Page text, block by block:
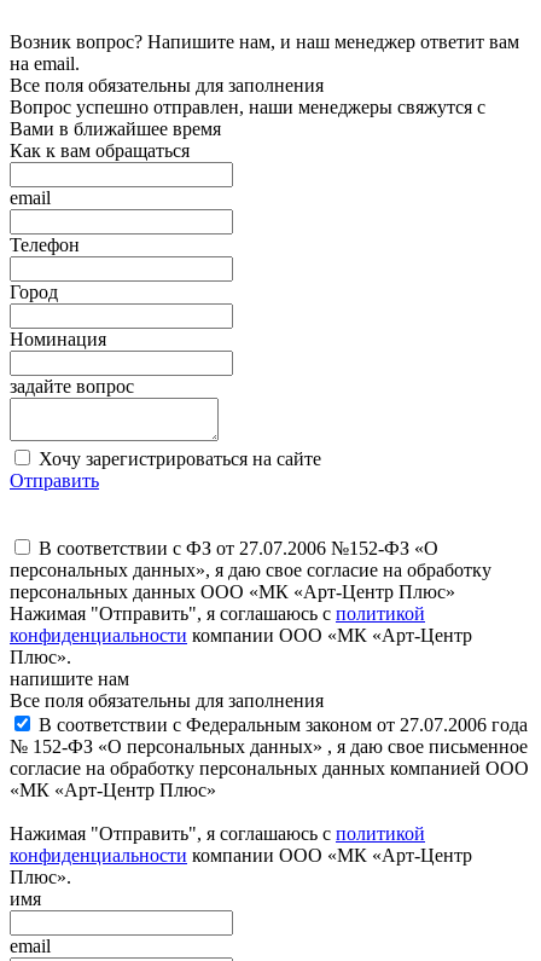
Возник вопрос? Напишите нам, и наш менеджер ответит вам
на email.
Все поля обязательны для заполнения
Вопрос успешно отправлен, наши менеджеры свяжутся с
Вами в ближайшее время
Как к вам обращаться
email
Телефон
Город
Номинация
задайте вопрос
Хочу зарегистрироваться на сайте
Отправить
В соответствии с ФЗ от 27.07.2006 №152-ФЗ «О
персональных данных», я даю свое согласие на обработку
персональных данных ООО «МК «Арт-Центр Плюс»
Нажимая "Отправить", я соглашаюсь с политикой
конфиденциальности компании ООО «МК «Арт-Центр
Плюс».
напишите нам
Все поля обязательны для заполнения
В соответствии с Федеральным законом от 27.07.2006 года
№ 152-ФЗ «О персональных данных» , я даю свое письменное
согласие на обработку персональных данных компанией ООО
«МК «Арт-Центр Плюс»
Нажимая "Отправить", я соглашаюсь с политикой
конфиденциальности компании ООО «МК «Арт-Центр
Плюс».
имя
email